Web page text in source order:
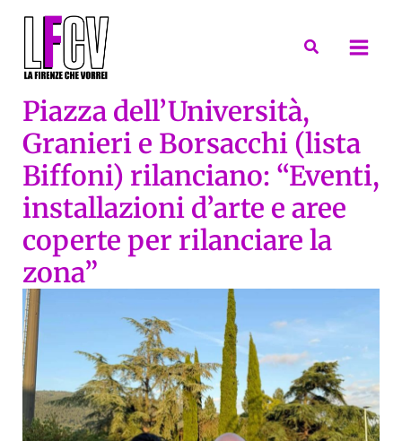
Cerca
Piazza dell’Università,
Granieri e Borsacchi (lista
Biffoni) rilanciano: “Eventi,
installazioni d’arte e aree
coperte per rilanciare la
zona”